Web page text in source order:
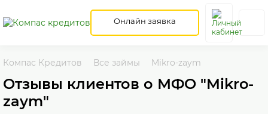
Онлайн заявка
Компас Кредитов Все займы Mikro-zaym
Отзывы клиентов о МФО "Mikro-
zaym"